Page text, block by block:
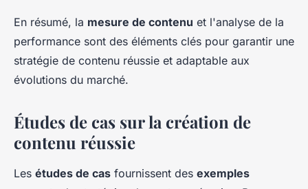
En résumé, la mesure de contenu et l'analyse de la
performance sont des éléments clés pour garantir une
stratégie de contenu réussie et adaptable aux
évolutions du marché.
Études de cas sur la création de
contenu réussie
Les études de cas fournissent des exemples